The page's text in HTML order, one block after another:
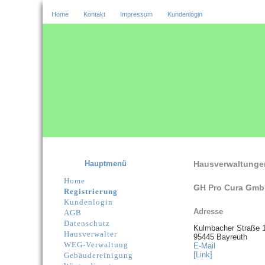
Home Kontakt Impressum Kundenlogin
GH Pro Cura
Adresse
Kulmbacher Straße
95445 Bayreuth
E-Mail
[Link]
Hauptmenü
Home
Registrierung
Kundenlogin
AGB
Datenschutz
Hausverwalter
WEG-Verwaltung
Gebäudereinigung